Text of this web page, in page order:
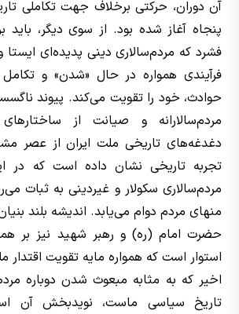
آن دوران، حرکتی برخلاف جهت تکاملی
پنجاه آغاز شده بود. از سوی دیگر،
فشرد که مردم‌سالاری دینی پدیده‌ای
فرآیندی همواره در حال «شدن» و
حوادث، خود را تقویت می‌کند. پیوند
مردم‌سالارانه و صیانت از
دغدغه‌های تاریخی ملت ایران از عصر
تجربه تاریخی نشان داده است که در
مردم‌سالاری سکولار و غیردینی به ثبات
منهای مردم دوام می‌یابد. اندیشه بلند
حضرت امام (ره) و رهبر شهید نیز بر
استوار است که همواره مایه تقویت اقتدار
اخیر که به مثابه مبعوث شدن دوباره
تاریخ سیاسی ماست، نویدبخش آن